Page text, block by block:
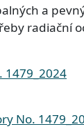
a
radiační
1479_2024
No.